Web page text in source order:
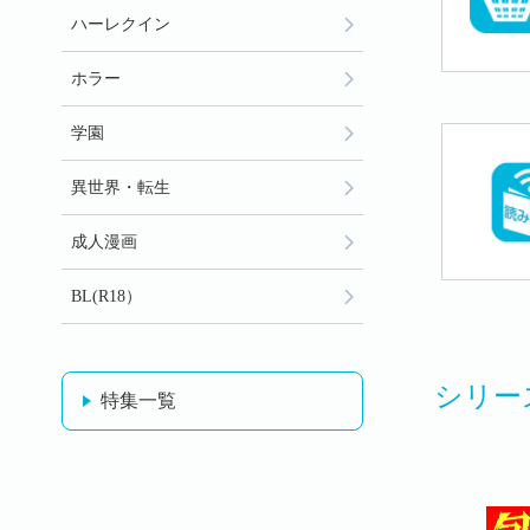
シリー
ハーレクイン
ホラー
学園
異世界・転生
成人漫画
BL(R18）
特集一覧